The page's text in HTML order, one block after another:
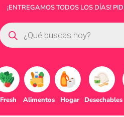
¡ENTREGAMOS TODOS LOS DÍAS!
Fresh Alimentos Hogar Desechables